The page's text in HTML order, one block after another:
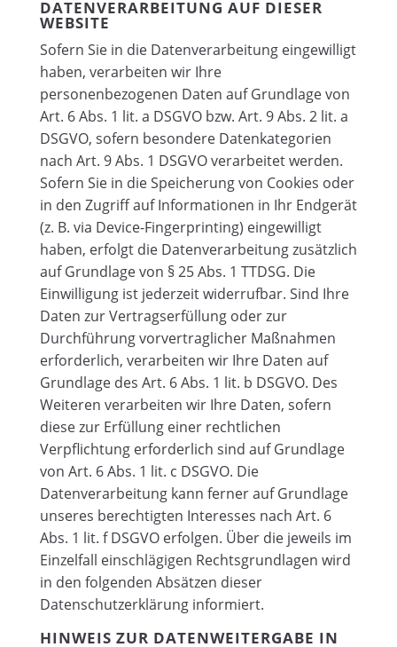
DATENVERARBEITUNG AUF DIESER
WEBSITE
Sofern Sie in die Datenverarbeitung eingewilligt
haben, verarbeiten wir Ihre
personenbezogenen Daten auf Grundlage von
Art. 6 Abs. 1 lit. a DSGVO bzw. Art. 9 Abs. 2 lit. a
DSGVO, sofern besondere Datenkategorien
nach Art. 9 Abs. 1 DSGVO verarbeitet werden.
Sofern Sie in die Speicherung von Cookies oder
in den Zugriff auf Informationen in Ihr Endgerät
(z. B. via Device-Fingerprinting) eingewilligt
haben, erfolgt die Datenverarbeitung zusätzlich
auf Grundlage von § 25 Abs. 1 TTDSG. Die
Einwilligung ist jederzeit widerrufbar. Sind Ihre
Daten zur Vertragserfüllung oder zur
Durchführung vorvertraglicher Maßnahmen
erforderlich, verarbeiten wir Ihre Daten auf
Grundlage des Art. 6 Abs. 1 lit. b DSGVO. Des
Weiteren verarbeiten wir Ihre Daten, sofern
diese zur Erfüllung einer rechtlichen
Verpflichtung erforderlich sind auf Grundlage
von Art. 6 Abs. 1 lit. c DSGVO. Die
Datenverarbeitung kann ferner auf Grundlage
unseres berechtigten Interesses nach Art. 6
Abs. 1 lit. f DSGVO erfolgen. Über die jeweils im
Einzelfall einschlägigen Rechtsgrundlagen wird
in den folgenden Absätzen dieser
Datenschutzerklärung informiert.
HINWEIS ZUR DATENWEITERGABE IN